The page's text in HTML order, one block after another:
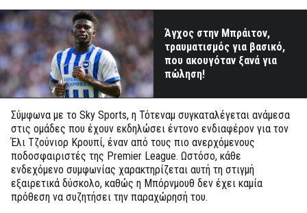
Άγχος στην Μπράιτον,
τραυματισμός για βασικό,
που ακουγόταν ξανά για
πώληση!
Σύμφωνα με το Sky Sports, η Τότεναμ συγκαταλέγεται ανάμεσα
στις ομάδες που έχουν εκδηλώσει έντονο ενδιαφέρον για τον
Έλι Τζούνιορ Κρουπί, έναν από τους πιο ανερχόμενους
ποδοσφαιριστές της Premier League. Ωστόσο, κάθε
ενδεχόμενο συμφωνίας χαρακτηρίζεται αυτή τη στιγμή
εξαιρετικά δύσκολο, καθώς η Μπόρνμουθ δεν έχει καμία
πρόθεση να συζητήσει την παραχώρησή του.